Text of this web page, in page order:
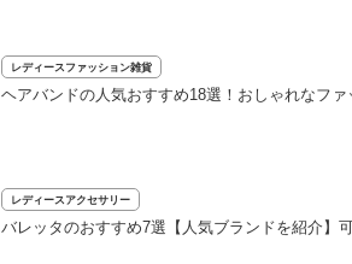
レディースファッション雑貨
ヘアバンドの人気おすすめ18選！おしゃれなフ
レディースアクセサリー
バレッタのおすすめ7選【人気ブランドを紹介】